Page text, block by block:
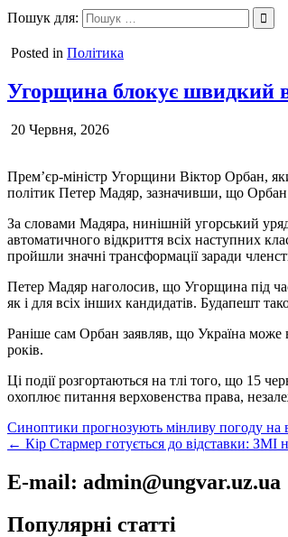
Перейти
вмісту
Ungvar.uz.ua
Пошук для:
Posted in Політика
Угорщина блокує швидкий
20 Червня, 2026
Прем’єр-міністр Угорщини Віктор Орбан,
політик Петер Мадяр, зазначивши, що Орбан
За словами Мадяра, нинішній угорський
автоматичного відкриття всіх наступних
пройшли значні трансформації заради
Петер Мадяр наголосив, що Угорщина під час
як і для всіх інших кандидатів. Будапешт
Раніше сам Орбан заявляв, що Україна
років.
Ці події розгортаються на тлі того, що 15
охоплює питання верховенства права,
Навігація
записів
Синоптики прогнозують мінливу погоду на
← Кір Стармер готується до відставки: ЗМІ
E-mail: admin@ungvar.uz.ua
Популярні статті